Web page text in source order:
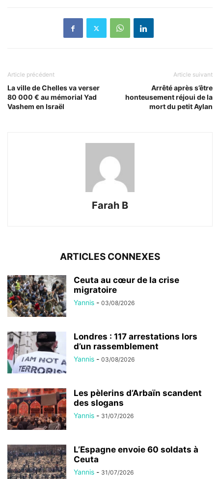
Article précédent
La ville de Chelles va verser
80 000 € au mémorial Yad
Vashem en Israël
Article suivant
Arrêté après s’être
honteusement réjoui de la
mort du petit Aylan
Farah B
ARTICLES CONNEXES
Ceuta au cœur de la crise
migratoire
Yannis - 03/08/2026
Londres : 117 arrestations lors
d’un rassemblement
Yannis - 03/08/2026
Les pèlerins d’Arbaïn scandent
des slogans
Yannis - 31/07/2026
L’Espagne envoie 60 soldats à
Ceuta
Yannis - 31/07/2026